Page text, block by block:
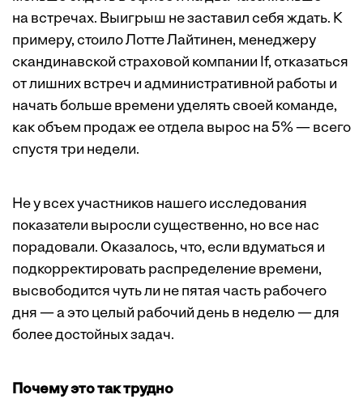
на встречах. Выигрыш не заставил себя ждать. К
примеру, стоило Лотте Лайтинен, менеджеру
скандинавской страховой компании If, отказаться
от лишних встреч и административной работы и
начать больше времени уделять своей команде,
как объем продаж ее отдела вырос на 5% — всего
спустя три недели.
Не у всех участников нашего исследования
показатели выросли существенно, но все нас
порадовали. Оказалось, что, если вдуматься и
подкорректировать распределение времени,
высвободится чуть ли не пятая часть рабочего
дня — а это целый рабочий день в неделю — для
более достойных задач.
Почему это так трудно